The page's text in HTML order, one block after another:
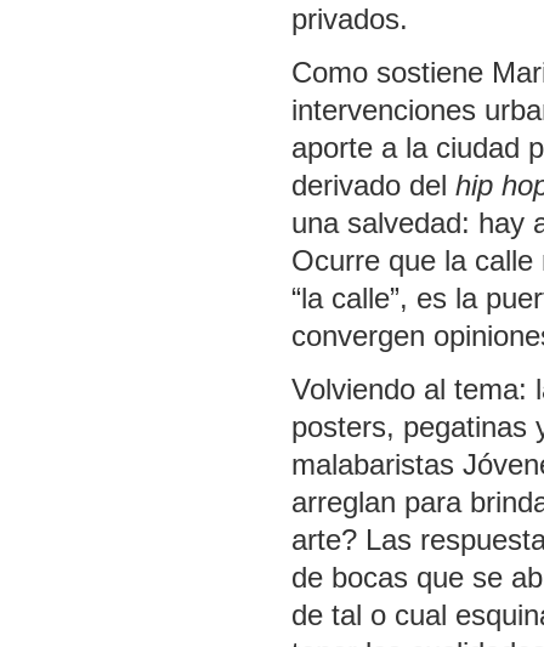
privados.
Como sostiene
intervenciones
aporte a la ciudad
derivado del hip
una salvedad: hay
Ocurre que la
“la calle”, es la
convergen
Volviendo al tema:
posters, pegatinas
malabaristas
arreglan para
arte? Las
de bocas que se
de tal o cual